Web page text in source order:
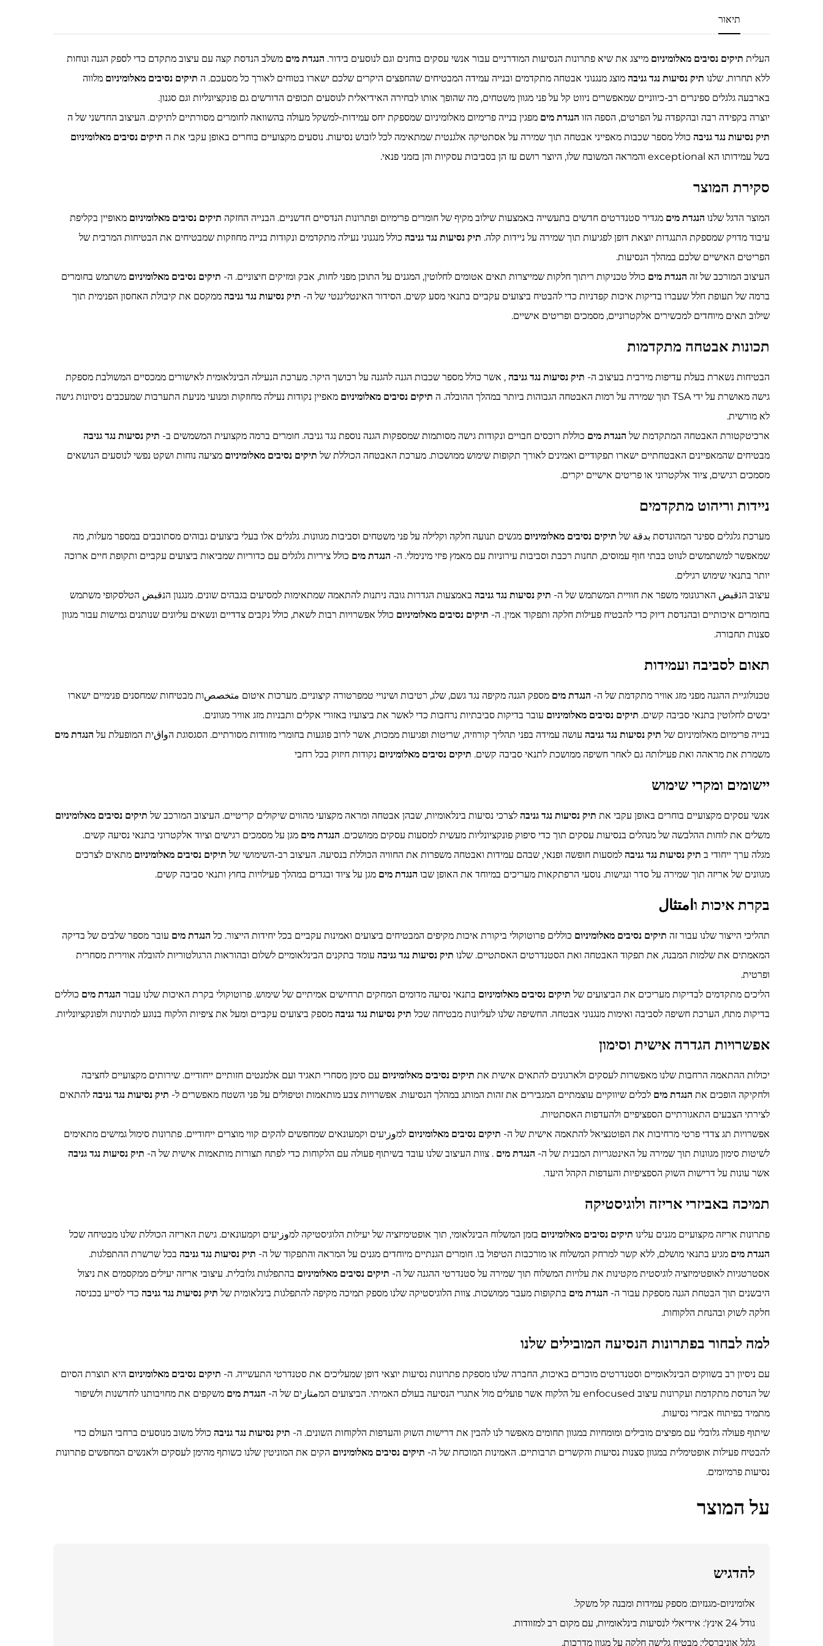
תיאור
העלית תיקים נסיבים מאלומיניום מייצג את שיא פתרונות הנסיעות המודרניים עבור אנשי עסקים בוחנים וגם לנוסעים בידור. הנגדת מים משלב הנדסת קצה עם עיצוב מתקדם כדי לספק הגנה ונוחות
ללא תחרות. שלנו תיק נסיעות נגד גניבה מוצג מנגנוני אבטחה מתקדמים ובנייה עמידה המבטיחים שהחפצים היקרים שלכם ישארו בטוחים לאורך כל מסעכם. ה תיקים נסיבים מאלומיניום מלווה
בארבעה גלגלים ספינרים רב-כיווניים שמאפשרים ניווט קל על פני מגוון משטחים, מה שהופך אותו לבחירה האידיאלית לנוסעים תכופים הדורשים גם פונקציונליות וגם סגנון.
יוצרה בקפידה רבה ובהקפדה על הפרטים, הספה הזו הנגדת מים מפגין בנייה פרימיום מאלומיניום שמספקת יחס עמידות-למשקל מעולה בהשוואה לחומרים מסורתיים לתיקים. העיצוב החדשני של ה
תיק נסיעות נגד גניבה כולל מספר שכבות מאפייני אבטחה תוך שמירה על אסתטיקה אלגנטית שמתאימה לכל לובוש נסיעות. נוסעים מקצועיים בוחרים באופן עקבי את ה תיקים נסיבים מאלומיניום
בשל עמידותו הא exceptional והמראה המשובח שלו, היוצר רושם עז הן בסביבות עסקיות והן בזמני פנאי.
סקירת המוצר
המוצר הדגל שלנו הנגדת מים מגדיר סטנדרטים חדשים בתעשייה באמצעות שילוב מקיף של חומרים פרימיום ופתרונות הנדסיים חדשניים. הבנייה החזקה תיקים נסיבים מאלומיניום מאופיין בקליפת
עיבוד מדויק שמספקת התנגדות יוצאת דופן לפגיעות תוך שמירה על ניידות קלה. תיק נסיעות נגד גניבה כולל מנגנוני נעילה מתקדמים ונקודות בנייה מחוזקות שמבטיחים את הבטיחות המרבית של
הפריטים האישיים שלכם במהלך הנסיעות.
העיצוב המורכב של זה הנגדת מים כולל טכניקות ריתוך חלקות שמייצרות תאים אטומים לחלוטין, המגנים על התוכן מפני לחות, אבק ומזיקים חיצוניים. ה- תיקים נסיבים מאלומיניום משתמש בחומרים
ברמה של תעופת חלל שעברו בדיקות איכות קפדניות כדי להבטיח ביצועים עקביים בתנאי מסע קשים. הסידור האינטליגנטי של ה- תיק נסיעות נגד גניבה ממקסם את קיבולת האחסון הפנימית תוך
שילוב תאים מיוחדים למכשירים אלקטרוניים, מסמכים ופריטים אישיים.
תכונות אבטחה מתקדמות
הבטיחות נשארת בעלת עדיפות מירבית בעיצוב ה- תיק נסיעות נגד גניבה , אשר כולל מספר שכבות הגנה להגנה על רכושך היקר. מערכת הנעילה הבינלאומית לאישורים ממכסיים המשולבת מספקת
גישה מאושרת על ידי TSA תוך שמירה על רמות האבטחה הגבוהות ביותר במהלך ההובלה. ה
תיקים נסיבים מאלומיניום מאפיין נקודות נעילה מחוזקות ומנועי מניעת התערבות שמעכבים ניסיונות גישה
לא מורשית.
ארכיטקטורת האבטחה המתקדמת של הנגדת מים כוללת רוכסים חבויים ונקודות גישה מסותמות שמספקות הגנה נוספת נגד גניבה. חומרים ברמה מקצועית המשמשים ב- תיק נסיעות נגד גניבה
מבטיחים שהמאפיינים האבטחתיים ישארו תפקודיים ואמינים לאורך תקופות שימוש ממושכות. מערכת האבטחה הכוללת של תיקים נסיבים מאלומיניום מציעה נוחות ושקט נפשי לנוסעים הנושאים
מסמכים רגישים, ציוד אלקטרוני או פריטים אישיים יקרים.
ניידות וריהוט מתקדמים
מערכת גלגלים ספינר המהונדסת بدقة של תיקים נסיבים מאלומיניום מגשים תנועה חלקה וקלילה על פני משטחים וסביבות מגוונות. גלגלים אלו בעלי ביצועים גבוהים מסתובבים במספר מעלות, מה
שמאפשר למשתמשים לנווט בבתי חוף עמוסים, תחנות רכבת וסביבות עירוניות עם מאמץ פיזי מינימלי. ה- הנגדת מים כולל ציריות גלגלים עם כדוריות שמביאות ביצועים עקביים ותקופת חיים ארוכה
יותר בתנאי שימוש רגילים.
עיצוב הנقبض הארגונומי משפר את חוויית המשתמש של ה- תיק נסיעות נגד גניבה באמצעות הגדרות גובה ניתנות להתאמה שמתאימות למסיעים בגבהים שונים. מנגנון הנقبض הטלסקופי משתמש
בחומרים איכותיים ובהנדסת דיוק כדי להבטיח פעילות חלקה ותפקוד אמין. ה- תיקים נסיבים מאלומיניום כולל אפשרויות רבות לשאת, כולל נקבים צדדיים ונשאים עליונים שנותנים גמישות עבור מגוון
סצנות תחבורה.
תאום לסביבה ועמידות
טכנולוגיית ההגנה מפני מזג אוויר מתקדמת של ה- הנגדת מים מספק הגנה מקיפה נגד גשם, שלג, רטיבות ושינויי טמפרטורה קיצוניים. מערכות איטום متخصصות מבטיחות שמחסנים פנימיים ישארו
יבשים לחלוטין בתנאי סביבה קשים. תיקים נסיבים מאלומיניום עובר בדיקות סביבתיות נרחבות כדי לאשר את ביצועיו באזורי אקלים ותבניות מזג אוויר מגוונים.
בנייה פרימיום מאלומיניום של תיק נסיעות נגד גניבה עושה עמידה בפני תהליך קורוזיה, שריטות ופגיעות ממכות, אשר לרוב פוגעות בחומרי מזוודות מסורתיים. הסגסוגת הواقית המופעלת על הנגדת מים
משמרת את מראהה ואת פעילותה גם לאחר חשיפה ממושכת לתנאי סביבה קשים. תיקים נסיבים מאלומיניום נקודות חיזוק בכל רחבי
יישומים ומקרי שימוש
אנשי עסקים מקצועיים בוחרים באופן עקבי את תיק נסיעות נגד גניבה לצרכי נסיעות בינלאומיות, שבהן אבטחה ומראה מקצועי מהווים שיקולים קריטיים. העיצוב המורכב של תיקים נסיבים מאלומיניום
משלים את לוחות ההלבשה של מנהלים בנסיעות עסקים תוך כדי סיפוק פונקציונליות מעשית למסעות עסקים ממושכים. הנגדת מים מגן על מסמכים רגישים וציוד אלקטרוני בתנאי נסיעה קשים.
מגלה ערך ייחודי ב תיק נסיעות נגד גניבה למסעות חופשה ופנאי, שבהם עמידות ואבטחה משפרות את החוויה הכוללת בנסיעה. העיצוב רב-השימושי של תיקים נסיבים מאלומיניום מתאים לצרכים
מגוונים של אריזה תוך שמירה על סדר ונגישות. נוסעי הרפתקאות מעריכים במיוחד את האופן שבו הנגדת מים מגן על ציוד ובגדים במהלך פעילויות בחוץ ותנאי סביבה קשים.
בקרת איכות וامتثال
תהליכי הייצור שלנו עבור זה תיקים נסיבים מאלומיניום כוללים פרוטוקולי ביקורת איכות מקיפים המבטיחים ביצועים ואמינות עקביים בכל יחידות הייצור. כל הנגדת מים עובר מספר שלבים של בדיקה
המאמתים את שלמות המבנה, את תפקוד האבטחה ואת הסטנדרטים האסתטיים. שלנו תיק נסיעות נגד גניבה עומד בתקנים הבינלאומיים לשלום ובהוראות הרגולטוריות להובלה אווירית מסחרית
ופרטית.
הליכים מתקדמים לבדיקות מעריכים את הביצועים של תיקים נסיבים מאלומיניום בתנאי נסיעה מדומים המחקים תרחישים אמיתיים של שימוש. פרוטוקולי בקרת האיכות שלנו עבור הנגדת מים כוללים
בדיקות מתח, הערכת חשיפה לסביבה ואימות מנגנוני אבטחה. החשיפה שלנו לעליונות מבטיחה שכל תיק נסיעות נגד גניבה מספק ביצועים עקביים ומעל את ציפיות הלקוח בנוגע למתינות ולפונקציונליות.
אפשרויות הגדרה אישית וסימון
יכולות ההתאמה הרחבות שלנו מאפשרות לעסקים ולארגונים להתאים אישית את תיקים נסיבים מאלומיניום עם סימן מסחרי תאגיד ועם אלמנטים חזותיים ייחודיים. שירותים מקצועיים לחציבה
ולחקיקה הופכים את הנגדת מים לכלים שיווקיים עוצמתיים המגבירים את זהות המותג במהלך הנסיעות. אפשרויות צבע מותאמות וטיפולים על פני השטח מאפשרים ל- תיק נסיעות נגד גניבה להתאים
לצירתי הצבעים התאגורתיים הספציפיים ולהעדפות האסתטיות.
אפשרויות תג צדדי פרטי מרחיבות את הפוטנציאל להתאמה אישית של ה- תיקים נסיבים מאלומיניום למوزיעים וקמעונאים שמחפשים להקים קווי מוצרים ייחודיים. פתרונות סימול גמישים מתאימים
לשיטות סימון מגוונות תוך שמירה על האינטגריות המבנית של ה- הנגדת מים . צוות העיצוב שלנו עובד בשיתוף פעולה עם הלקוחות כדי לפתח תצורות מותאמות אישית של ה- תיק נסיעות נגד גניבה
אשר עונות על דרישות השוק הספציפיות והעדפות הקהל היעד.
תמיכה באביזרי אריזה ולוגיסטיקה
פתרונות אריזה מקצועיים מגנים עלינו תיקים נסיבים מאלומיניום בזמן המשלוח הבינלאומי, תוך אופטימיזציה של יעילות הלוגיסטיקה למوزיעים וקמעונאים. גישת האריזה הכוללת שלנו מבטיחה שכל
הנגדת מים מגיע בתנאי מושלם, ללא קשר למרחק המשלוח או מורכבות הטיפול בו. חומרים הגנתיים מיוחדים מגנים על המראה והתפקוד של ה- תיק נסיעות נגד גניבה בכל שרשרת ההתפלגות.
אסטרטגיות לאופטימיזציה לוגיסטית מקטינות את עלויות המשלוח תוך שמירה על סטנדרטי ההגנה של ה- תיקים נסיבים מאלומיניום בהתפלגות גלובלית. עיצובי אריזה יעילים ממקסמים את ניצול
היבשנים תוך הבטחת הגנה מספקת עבור ה- הנגדת מים בתקופות מעבר ממושכות. צוות הלוגיסטיקה שלנו מספק תמיכה מקיפה להתפלגות בינלאומית של תיק נסיעות נגד גניבה כדי לסייע בכניסה
חלקה לשוק ובהנחת הלקוחות.
למה לבחור בפתרונות הנסיעה המובילים שלנו
עם ניסיון רב בשווקים הבינלאומיים וסטנדרטים מוכרים באיכות, החברה שלנו מספקת פתרונות נסיעות יוצאי דופן שמעליכים את סטנדרטי התעשייה. ה- תיקים נסיבים מאלומיניום היא תוצרת הסיום
של הנדסת מתקדמת ועקרונות עיצוב enfocused על הלקוח אשר פועלים מול אתגרי הנסיעה בעולם האמיתי. הביצועים המمتازים של ה-
הנגדת מים משקפים את מחויבותנו לחדשנות ולשיפור
מתמיד בפיתוח אביזרי נסיעות.
שיתוף פעולה גלובלי עם מפיצים מובילים ומומחיות במגוון תחומים מאפשר לנו להבין את דרישות השוק והעדפות הלקוחות השונים. ה- תיק נסיעות נגד גניבה כולל משוב מנוסעים ברחבי העולם כדי
להבטיח פעילות אופטימלית במגוון סצנות נסיעות והקשרים תרבותיים. האמינות המוכחת של ה- תיקים נסיבים מאלומיניום הקים את המוניטין שלנו כשותף מהימן לעסקים ולאנשים המחפשים פתרונות
נסיעות פרמיומים.
על המוצר
להדגיש
אלומיניום-מגנזיום: מספק עמידות ומבנה קל משקל.
גודל 24 אינץ': אידיאלי לנסיעות בינלאומיות, עם מקום רב למזוודות.
גלגל אוניברסלי: מבטיח גלישה חלקה על מגוון מדרכות.